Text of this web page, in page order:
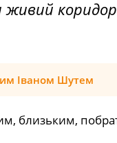
коридор
Іваном Шутем
близьким,